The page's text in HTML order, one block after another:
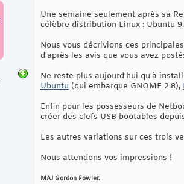
Une semaine seulement après sa
célèbre distribution Linux : Ubuntu
Nous vous décrivions ces
d'après les avis que vous avez
Ne reste plus aujourd'hui qu'à
Ubuntu (qui embarque GNOME 2.8),
Enfin pour les possesseurs de
créer des clefs USB bootables
Les autres variations sur ces trois
Nous attendons vos impressions !
MAJ Gordon Fowler.